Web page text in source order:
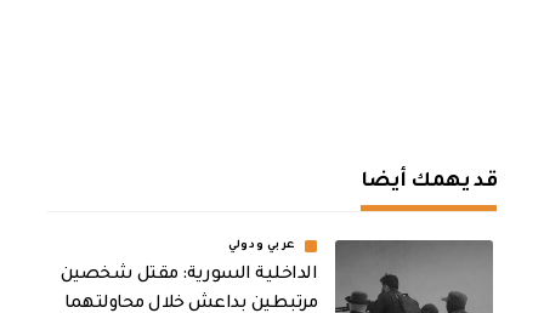
قد يهمك أيضا
عربي ودولي
الداخلية السورية: مقتل شخصين
مرتبطين بداعش خلال محاولتهما